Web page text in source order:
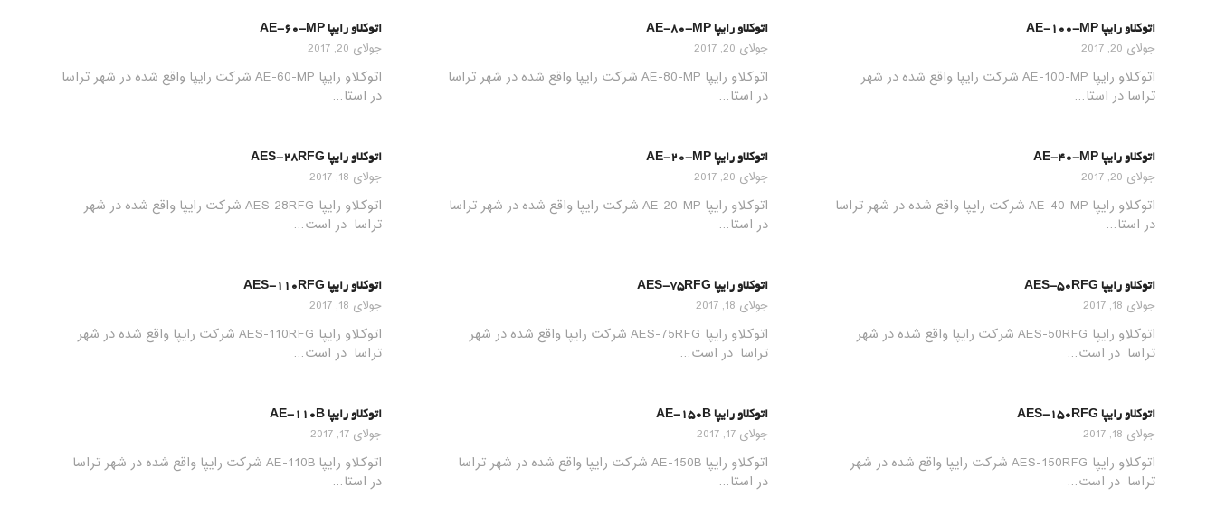
اتوکلاو رایپا AE-100-MP
جولای 20, 2017
اتوکلاو رایپا AE-100-MP شرکت رایپا واقع شده در شهر
تراسا در استا…
اتوکلاو رایپا AE-80-MP
جولای 20, 2017
اتوکلاو رایپا AE-80-MP شرکت رایپا واقع شده در شهر تراسا
در استا…
اتوکلاو رایپا AE-60-MP
جولای 20, 2017
اتوکلاو رایپا AE-60-MP شرکت رایپا واقع شده در شهر تراسا
در استا…
اتوکلاو رایپا AE-40-MP
جولای 20, 2017
اتوکلاو رایپا AE-40-MP شرکت رایپا واقع شده در شهر تراسا
در استا…
اتوکلاو رایپا AE-20-MP
جولای 20, 2017
اتوکلاو رایپا AE-20-MP شرکت رایپا واقع شده در شهر تراسا
در استا…
اتوکلاو رایپا AES-28RFG
جولای 18, 2017
اتوکلاو رایپا AES-28RFG شرکت رایپا واقع شده در شهر
تراسا در است…
اتوکلاو رایپا AES-50RFG
جولای 18, 2017
اتوکلاو رایپا AES-50RFG شرکت رایپا واقع شده در شهر
تراسا در است…
اتوکلاو رایپا AES-75RFG
جولای 18, 2017
اتوکلاو رایپا AES-75RFG شرکت رایپا واقع شده در شهر
تراسا در است…
اتوکلاو رایپا AES-110RFG
جولای 18, 2017
اتوکلاو رایپا AES-110RFG شرکت رایپا واقع شده در شهر
تراسا در است…
اتوکلاو رایپا AES-150RFG
جولای 18, 2017
اتوکلاو رایپا AES-150RFG شرکت رایپا واقع شده در شهر
تراسا در است…
اتوکلاو رایپا AE-150B
جولای 17, 2017
اتوکلاو رایپا AE-150B شرکت رایپا واقع شده در شهر تراسا
در استا…
اتوکلاو رایپا AE-110B
جولای 17, 2017
اتوکلاو رایپا AE-110B شرکت رایپا واقع شده در شهر تراسا
در استا…